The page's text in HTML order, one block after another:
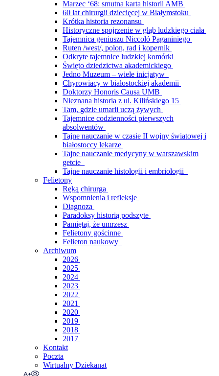
Marzec ‘68: smutna karta historii AMB
60 lat chirurgii dziecięcej w Białymstoku
Krótka historia rezonansu
Historyczne spojrzenie w głąb ludzkiego ciała
Tajemnica geniuszu Niccoló Paganiniego
Ruten /west/, polon, rad i kopernik
Odkryte tajemnice ludzkiej komórki
Święto dziedzictwa akademickiego
Jedno Muzeum – wiele inicjatyw
Chyrowiacy w białostockiej akademii
Doktorzy Honoris Causa UMB
Nieznana historia z ul. Kilińskiego 15
Tam, gdzie umarli uczą żywych
Tajemnice codzienności pierwszych
absolwentów
Tajne nauczanie w czasie II wojny światowej i
białostoccy lekarze
Tajne nauczanie medycyny w warszawskim
getcie
Tajne nauczanie histologii i embriologii
Felietony
Ręką chirurga
Wspomnienia i refleksje
Diagnoza
Paradoksy historią podszyte
Pamiętaj, że umrzesz
Felietony gościnne
Felieton naukowy
Archiwum
2026
2025
2024
2023
2022
2021
2020
2019
2018
2017
Kontakt
Poczta
Wirtualny Dziekanat